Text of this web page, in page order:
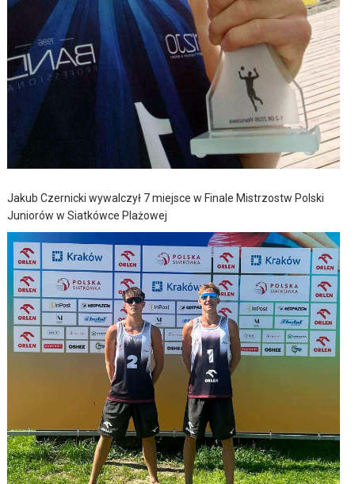
Jakub Czernicki wywalczył 7 miejsce w Finale Mistrzostw Polski
Juniorów w Siatkówce Plażowej